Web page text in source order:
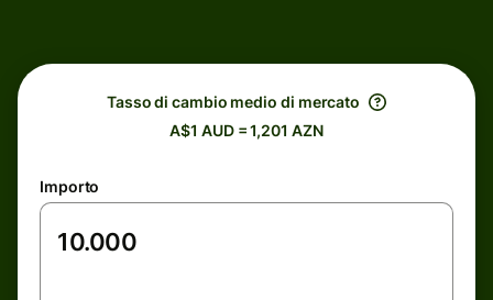
Tasso di cambio medio di mercato
A$1 AUD = 1,201 AZN
Importo